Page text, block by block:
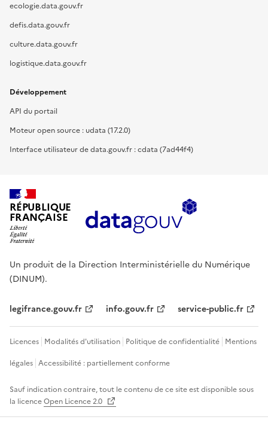
ecologie.data.gouv.fr
defis.data.gouv.fr
culture.data.gouv.fr
logistique.data.gouv.fr
Développement
API du portail
Moteur open source : udata (17.2.0)
Interface utilisateur de data.gouv.fr : cdata (7ad44f4)
RÉPUBLIQUE
FRANÇAISE
Un produit de la Direction Interministérielle du Numérique
(DINUM).
legifrance.gouv.fr info.gouv.fr service-public.fr
Licences Modalités d'utilisation Politique de confidentialité Mentions
légales Accessibilité : partiellement conforme
Sauf indication contraire, tout le contenu de ce site est disponible sous
la licenceOpen Licence 2.0